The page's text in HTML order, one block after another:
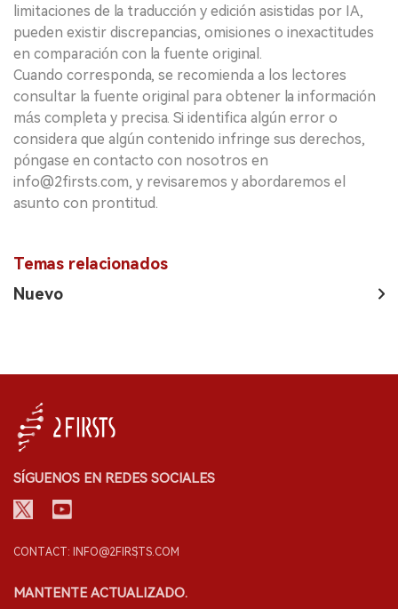
limitaciones de la traducción y edición asistidas por IA,
pueden existir discrepancias, omisiones o inexactitudes
en comparación con la fuente original.
Cuando corresponda, se recomienda a los lectores
consultar la fuente original para obtener la información
más completa y precisa. Si identifica algún error o
considera que algún contenido infringe sus derechos,
póngase en contacto con nosotros en
info@2firsts.com, y revisaremos y abordaremos el
asunto con prontitud.
Temas relacionados
Nuevo
SÍGUENOS EN REDES SOCIALES
CONTACT: INFO@2FIRSTS.COM
MANTENTE ACTUALIZADO.